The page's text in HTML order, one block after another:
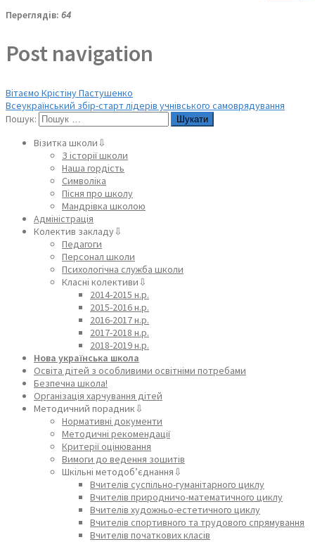
Переглядів: 64
Post navigation
Вітаємо Крістіну Пастушенко
Всеукраїнський збір-старт лідерів учнівського самоврядування
Пошук:
Візитка школи⇩
З історії школи
Наша гордість
Символіка
Пісня про школу
Мандрівка школою
Адміністрація
Колектив закладу⇩
Педагоги
Персонал школи
Психологічна служба школи
Класні колективи⇩
2014-2015 н.р.
2015-2016 н.р.
2016-2017 н.р.
2017-2018 н.р.
2018-2019 н.р.
Нова українська школа
Освіта дітей з особливими освітніми потребами
Безпечна школа!
Організація харчування дітей
Методичний порадник⇩
Нормативні документи
Методичні рекомендації
Критерії оцінювання
Вимоги до ведення зошитів
Шкільні методоб’єднання⇩
Вчителів суспільно-гуманітарного циклу
Вчителів природничо-математичного циклу
Вчителів художньо-естетичного циклу
Вчителів спортивного та трудового спрямування
Вчителів початкових класів